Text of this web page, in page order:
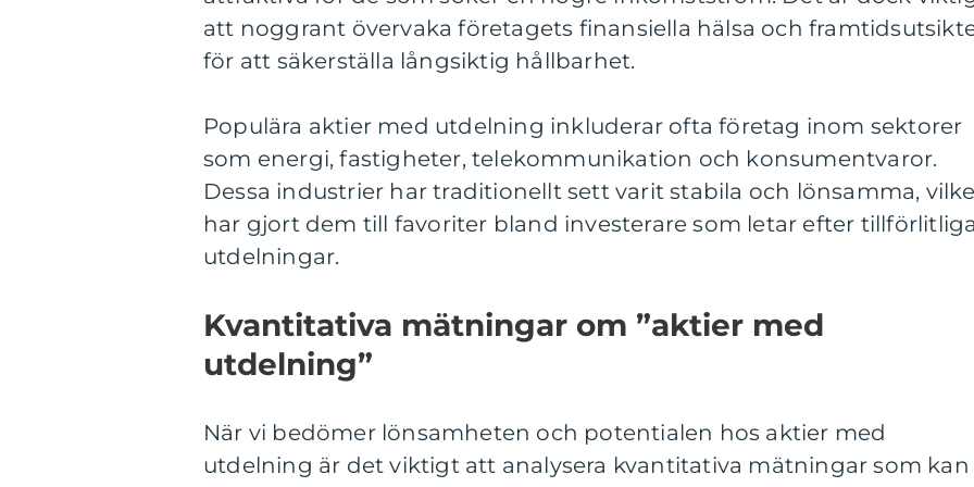
att noggrant övervaka företagets finansiella hälsa och
för att säkerställa långsiktig hållbarhet.
Populära aktier med utdelning inkluderar ofta företag inom sektorer
som energi, fastigheter, telekommunikation och konsumentvaror.
Dessa industrier har traditionellt sett varit stabila och lönsamma,
har gjort dem till favoriter bland investerare som letar efter tillförlitliga
utdelningar.
Kvantitativa mätningar om ”aktier med
utdelning”
När vi bedömer lönsamheten och potentialen hos aktier med
utdelning är det viktigt att analysera kvantitativa mätningar som kan